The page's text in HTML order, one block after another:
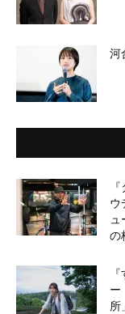
河
ウ
ュ
の
ー
所」